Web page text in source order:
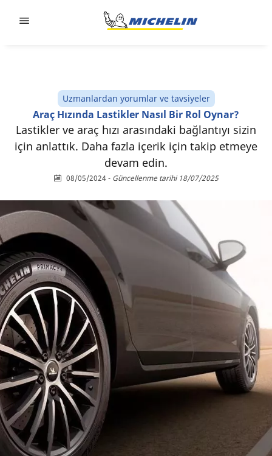
Uzmanlardan yorumlar ve tavsiyeler
Araç Hızında Lastikler Nasıl Bir Rol Oynar?
Lastikler ve araç hızı arasındaki bağlantıyı sizin
için anlattık. Daha fazla içerik için takip etmeye
devam edin.
08/05/2024- Güncellenme tarihi 18/07/2025